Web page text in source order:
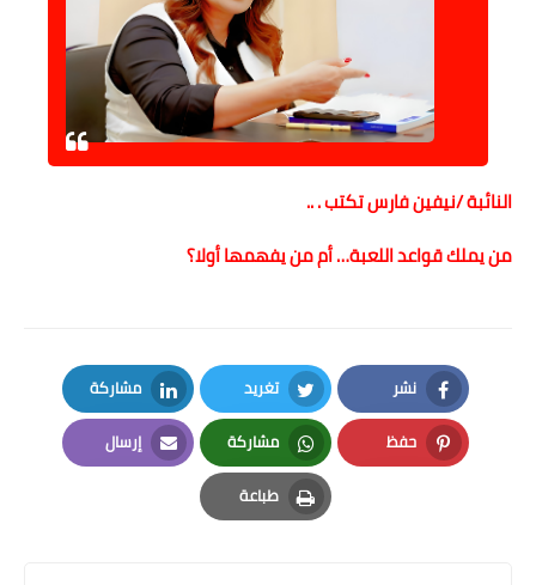
النائبة /نيفين فارس تكتب . ..
من يملك قواعد اللعبة… أم من يفهمها أولا؟
نشر
Facebook
تغريد
Twitter
مشاركة
LinkedIn
حفظ
Pinterest
مشاركة
Whatsapp
إرسال
Email
طباعة
Print